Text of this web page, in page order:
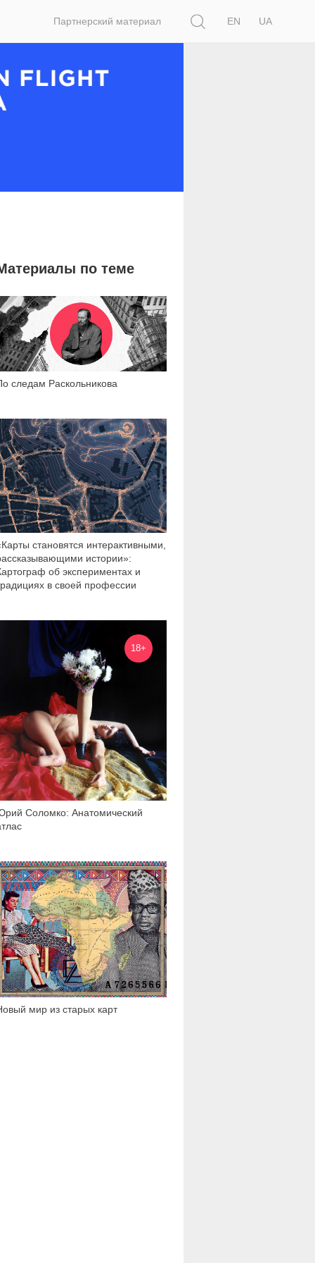
Партнерский материал
EN
UA
по теме
следам Раскольникова
2 546
становятся интерактивными,
истории»:
об экспериментах и
в своей профессии
11 552
18+
Соломко: Анатомический
8 598
мир из старых карт
1 076